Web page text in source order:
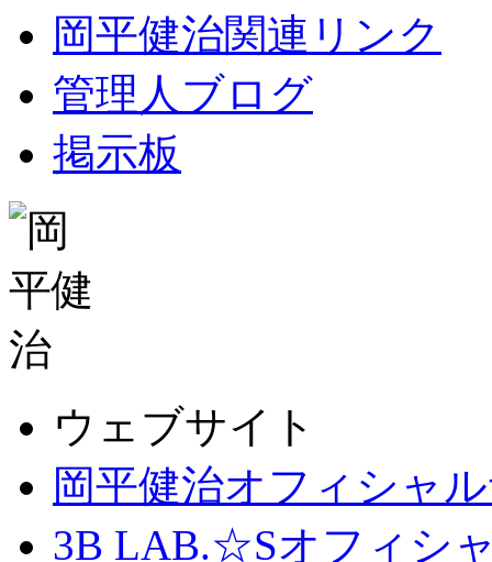
岡平健治関連リンク
管理人ブログ
掲示板
ウェブサイト
岡平健治オフィシャ
3B LAB.☆Sオフィシ